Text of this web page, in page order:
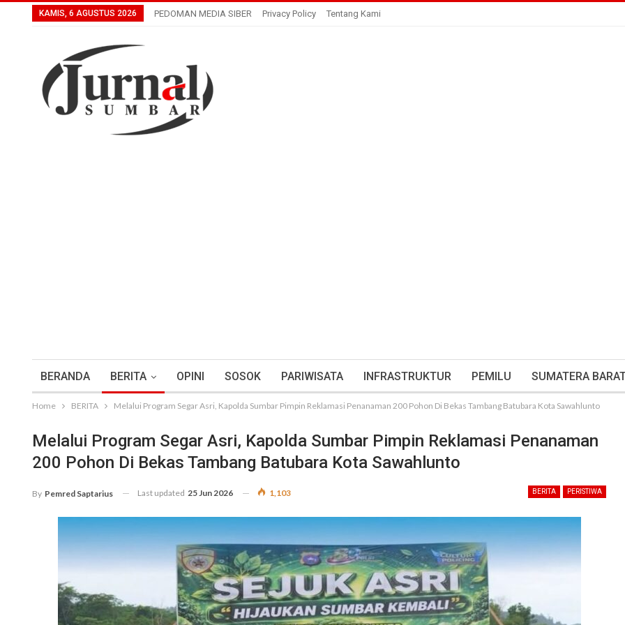
KAMIS, 6 AGUSTUS 2026 PEDOMAN MEDIA SIBER Privacy Policy Tentang Kami
BERANDA BERITA OPINI SOSOK PARIWISATA INFRASTRUKTUR PEMILU SUMATERA
Home BERITA Melalui Program Segar Asri, Kapolda Sumbar Pimpin Reklamasi Penanaman 200 Pohon Di Bekas Tambang Batubara Kota Sawahlunto
Melalui Program Segar Asri, Kapolda Sumbar Pimpin Reklamasi Penanaman
200 Pohon Di Bekas Tambang Batubara Kota Sawahlunto
BERITA PERISTIWA
By Pemred Saptarius Last updated 25 Jun 2026 1,103